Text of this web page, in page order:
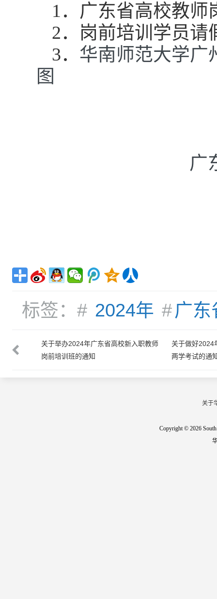
1．广东省高校教
2．岗前培训学员请
3． 华南师范大学广
图
广
标签：# 2024年 #广东
职教师
关于举办2024年广东省高校新入职教师
岗前培训班的通知
关于做好2024
两学考试的通
关于
Copyright © 2026